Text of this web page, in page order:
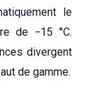
le
de −15 °C.
divergent
de gamme.